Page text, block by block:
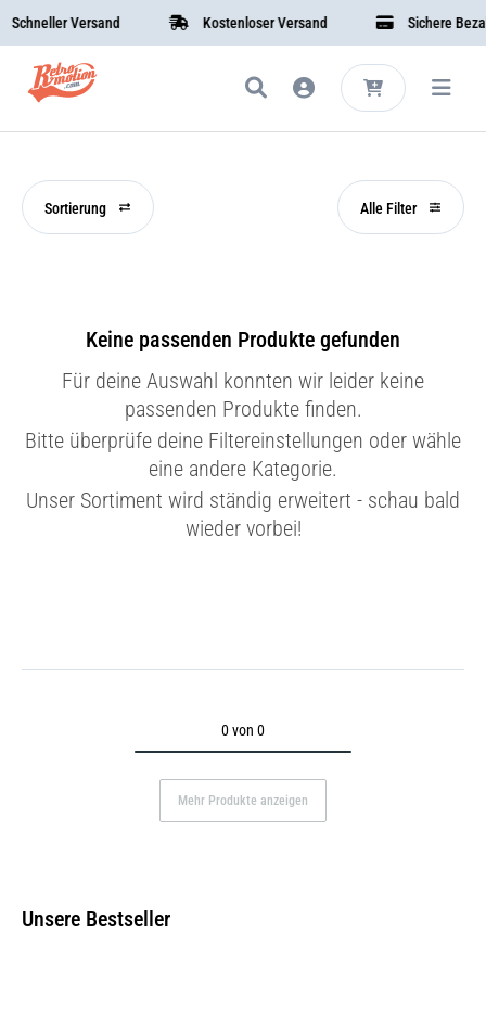
Versand Kostenloser Versand Sichere
Sortierung Alle Filter
Keine passenden Produkte gefunden
Für deine Auswahl konnten wir leider keine
passenden Produkte finden.
Bitte überprüfe deine Filtereinstellungen oder wähle
eine andere Kategorie.
Unser Sortiment wird ständig erweitert - schau bald
wieder vorbei!
0 von 0
Mehr Produkte anzeigen
Unsere Bestseller